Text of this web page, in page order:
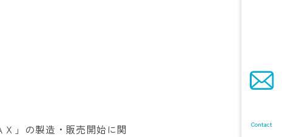
Contact
」の製造・販売開始に関